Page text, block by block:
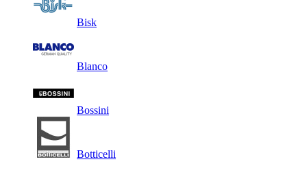
Bisk
Blanco
Bossini
Botticelli